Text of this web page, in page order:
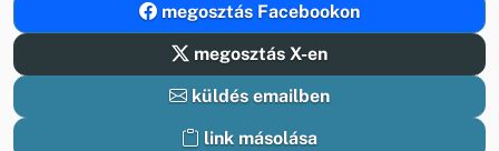
megosztás Facebookon
megosztás X-en
küldés emailben
link másolása